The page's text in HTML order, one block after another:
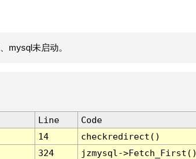
mysql未启动。
Line
Code
14
checkredirect()
324
jzmysql-